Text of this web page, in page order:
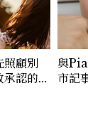
照顧別
認的一
與
市記